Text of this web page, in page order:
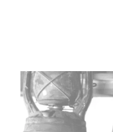
JOHNNY COGIÓ
Cannes Classics